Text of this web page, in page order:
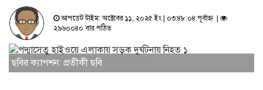
আপডেট টাইম: অক্টোবর ১১, ২০২৫ ইং | ০৩:৪৮:০৪:পূর্বাহ্ন |
২৯৬০০৪০ বার পঠিত
ছবির ক্যাপশন: প্রতীকী ছবি